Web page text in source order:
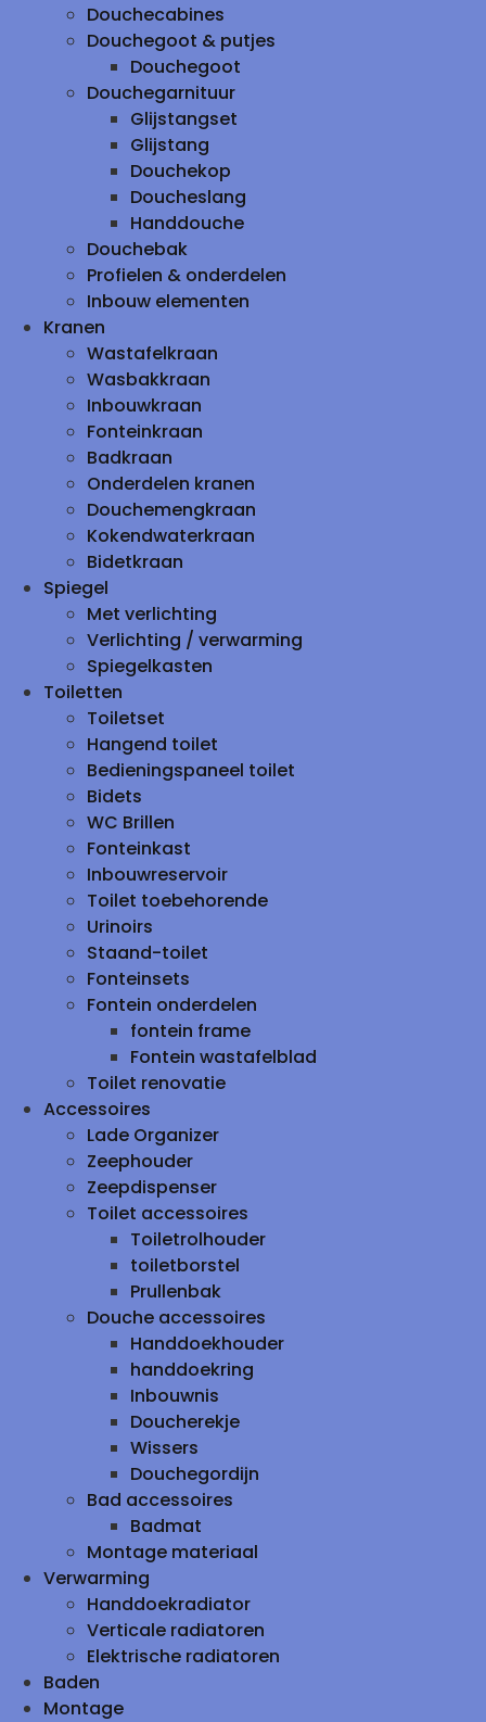
Douchecabines
Douchegoot & putjes
Douchegoot
Douchegarnituur
Glijstangset
Glijstang
Douchekop
Doucheslang
Handdouche
Douchebak
Profielen & onderdelen
Inbouw elementen
Kranen
Wastafelkraan
Wasbakkraan
Inbouwkraan
Fonteinkraan
Badkraan
Onderdelen kranen
Douchemengkraan
Kokendwaterkraan
Bidetkraan
Spiegel
Met verlichting
Verlichting / verwarming
Spiegelkasten
Toiletten
Toiletset
Hangend toilet
Bedieningspaneel toilet
Bidets
WC Brillen
Fonteinkast
Inbouwreservoir
Toilet toebehorende
Urinoirs
Staand-toilet
Fonteinsets
Fontein onderdelen
fontein frame
Fontein wastafelblad
Toilet renovatie
Accessoires
Lade Organizer
Zeephouder
Zeepdispenser
Toilet accessoires
Toiletrolhouder
toiletborstel
Prullenbak
Douche accessoires
Handdoekhouder
handdoekring
Inbouwnis
Doucherekje
Wissers
Douchegordijn
Bad accessoires
Badmat
Montage materiaal
Verwarming
Handdoekradiator
Verticale radiatoren
Elektrische radiatoren
Baden
Montage